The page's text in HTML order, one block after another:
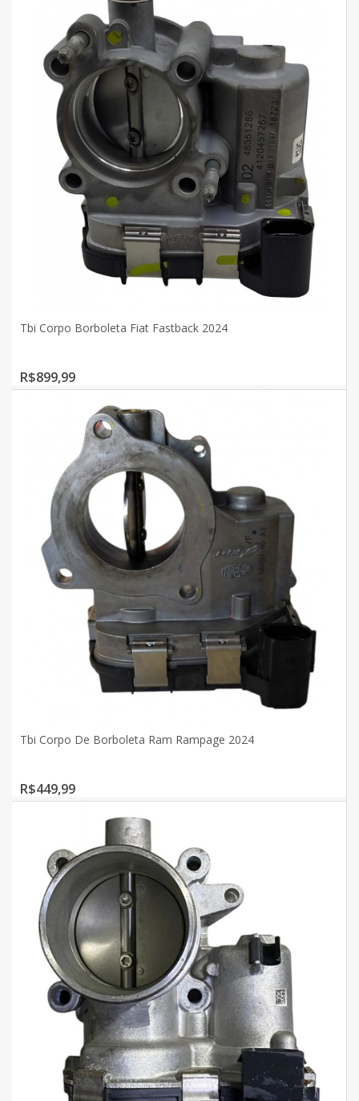
Tbi Corpo Borboleta Fiat Fastback 2024
R$899,99
Tbi Corpo De Borboleta Ram Rampage 2024
R$449,99